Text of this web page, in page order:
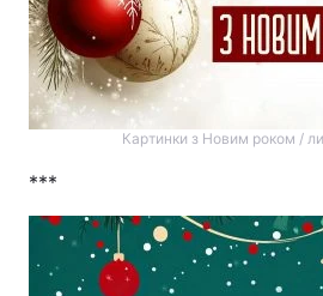
Картинки з Новим роком /
***